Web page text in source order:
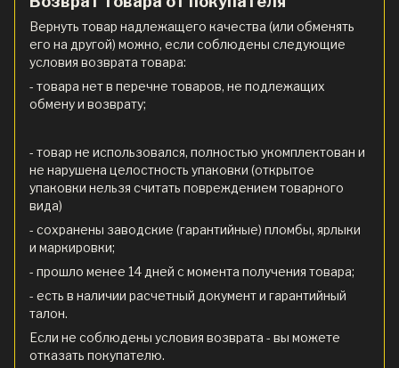
Вернуть товар надлежащего качества (или обменять
его на другой) можно, если соблюдены следующие
условия возврата товара:
- товара нет в перечне товаров, не подлежащих
обмену и возврату;
- товар не использовался, полностью укомплектован и
не нарушена целостность упаковки (открытое
упаковки нельзя считать повреждением товарного
вида)
- сохранены заводские (гарантийные) пломбы, ярлыки
и маркировки;
- прошло менее 14 дней с момента получения товара;
- есть в наличии расчетный документ и гарантийный
талон.
Если не соблюдены условия возврата - вы можете
отказать покупателю.